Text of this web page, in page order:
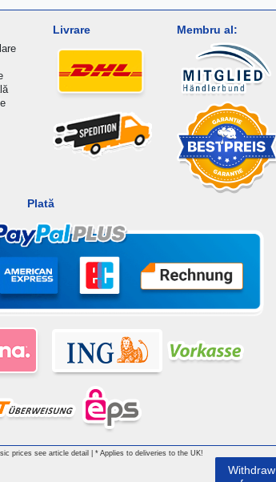
Livrare Membru al:
Plată
prices see article detail | * Applies to deliveries to the UK!
Withdraw